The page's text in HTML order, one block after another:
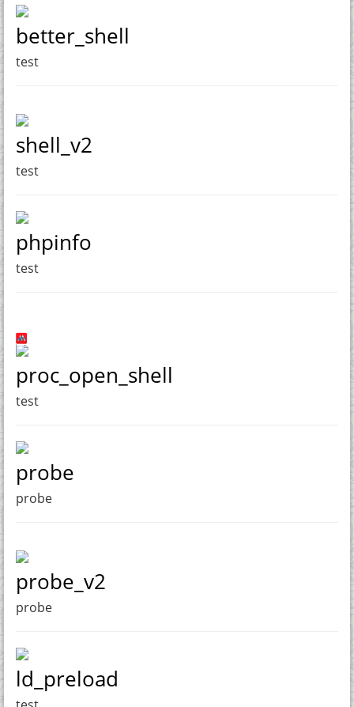
better_shell
test
shell_v2
test
phpinfo
test
proc_open_shell
test
probe
probe
probe_v2
probe
ld_preload